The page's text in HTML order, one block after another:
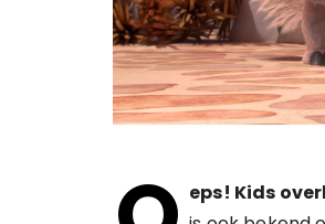
eps! Kids